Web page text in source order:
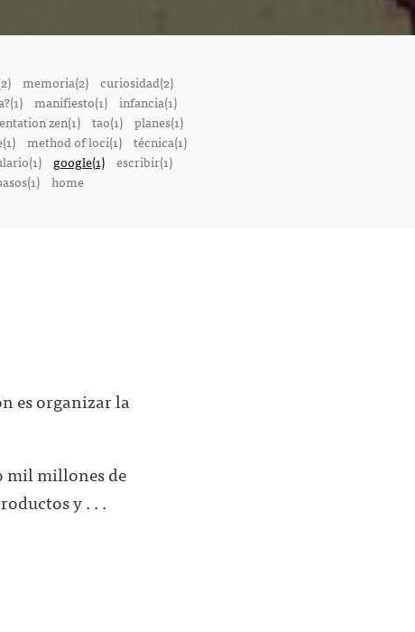
memoria(2)
curiosidad(2)
manifiesto(1)
infancia(1)
zen(1) tao(1)
planes(1)
method of loci(1)
técnica(1)
google(1)
escribir(1)
home
es organizar la
mil millones de
y . . .